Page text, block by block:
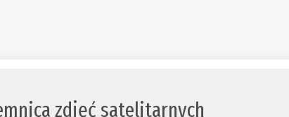
zdjęć satelitarnych